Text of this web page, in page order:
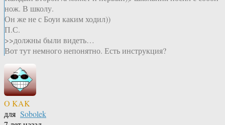
нож. В школу.
Он же не с Боуи каким ходил))
П.С.
>>должны были видеть…
Вот тут немного непонятно. Есть инструкция?
O KAK
для Sobolek